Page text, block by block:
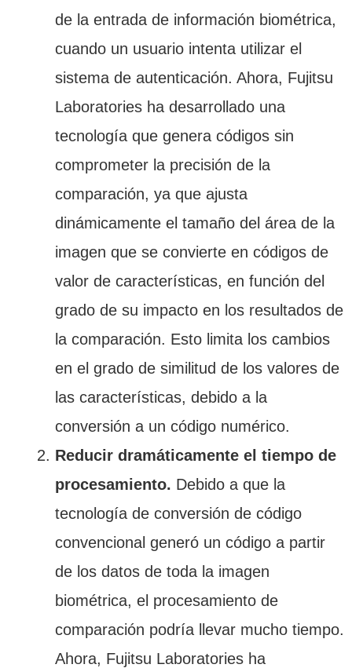
de la entrada de información biométrica,
cuando un usuario intenta utilizar el
sistema de autenticación. Ahora, Fujitsu
Laboratories ha desarrollado una
tecnología que genera códigos sin
comprometer la precisión de la
comparación, ya que ajusta
dinámicamente el tamaño del área de la
imagen que se convierte en códigos de
valor de características, en función del
grado de su impacto en los resultados de
la comparación. Esto limita los cambios
en el grado de similitud de los valores de
las características, debido a la
conversión a un código numérico.
Reducir dramáticamente el tiempo de
procesamiento. Debido a que la
tecnología de conversión de código
convencional generó un código a partir
de los datos de toda la imagen
biométrica, el procesamiento de
comparación podría llevar mucho tiempo.
Ahora, Fujitsu Laboratories ha